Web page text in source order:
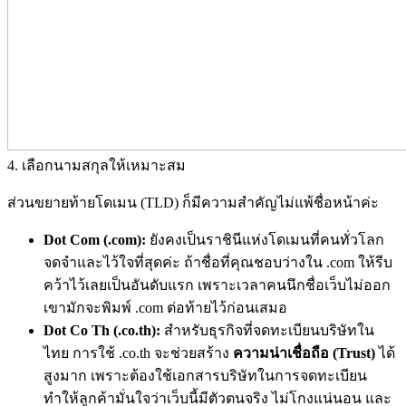
4. เลือกนามสกุลให้เหมาะสม
ส่วนขยายท้ายโดเมน (TLD) ก็มีความสำคัญไม่แพ้ชื่อหน้าค่ะ
Dot Com (.com): ยังคงเป็นราชินีแห่งโดเมนที่คนทั่วโลก
จดจำและไว้ใจที่สุดค่ะ ถ้าชื่อที่คุณชอบว่างใน .com ให้รีบ
คว้าไว้เลยเป็นอันดับแรก เพราะเวลาคนนึกชื่อเว็บไม่ออก
เขามักจะพิมพ์ .com ต่อท้ายไว้ก่อนเสมอ
Dot Co Th (.co.th): สำหรับธุรกิจที่จดทะเบียนบริษัทใน
ไทย การใช้ .co.th จะช่วยสร้าง ความน่าเชื่อถือ (Trust)ได้
สูงมาก เพราะต้องใช้เอกสารบริษัทในการจดทะเบียน
ทำให้ลูกค้ามั่นใจว่าเว็บนี้มีตัวตนจริง ไม่โกงแน่นอน และ